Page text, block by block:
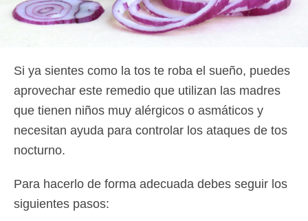
Si ya sientes como la tos te roba el sueño, puedes
aprovechar este remedio que utilizan las madres
que tienen niños muy alérgicos o asmáticos y
necesitan ayuda para controlar los ataques de tos
nocturno.
Para hacerlo de forma adecuada debes seguir los
siguientes pasos: